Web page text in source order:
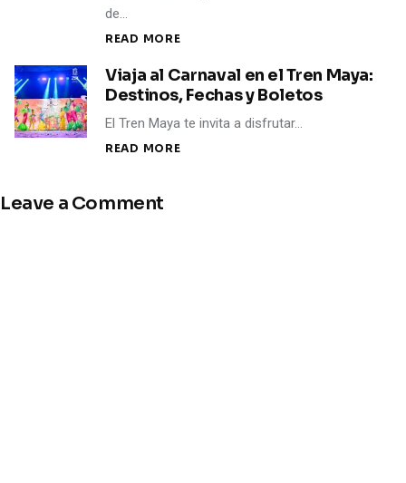
de…
READ MORE
Viaja al Carnaval en el Tren Maya:
Destinos, Fechas y Boletos
El Tren Maya te invita a disfrutar…
READ MORE
Leave a Comment